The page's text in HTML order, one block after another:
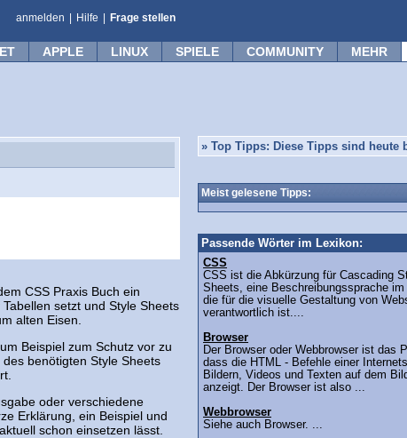
anmelden Hilfe Frage stellen
APPLE LINUX SPIELE COMMUNITY MEHR
CSS Praxis Buch ein
setzt und Style Sheets
alten Eisen.
Beispiel zum Schutz vor zu
benötigten Style Sheets
oder verschiedene
Erklärung, ein Beispiel und
schon einsetzen lässt.
» Top Tipps: Diese Tipps sind heute
Meist gelesene Tipps:
Passende Wörter im Lexikon:
CSS
CSS ist die Abkürzung für Cascading
Sheets, eine Beschreibungssprache
die für die visuelle Gestaltung von
verantwortlich ist....
Browser
Der Browser oder Webbrowser ist das
dass die HTML - Befehle einer
Bildern, Videos und Texten auf dem
anzeigt. Der Browser ist also ...
Webbrowser
Siehe auch Browser. ...